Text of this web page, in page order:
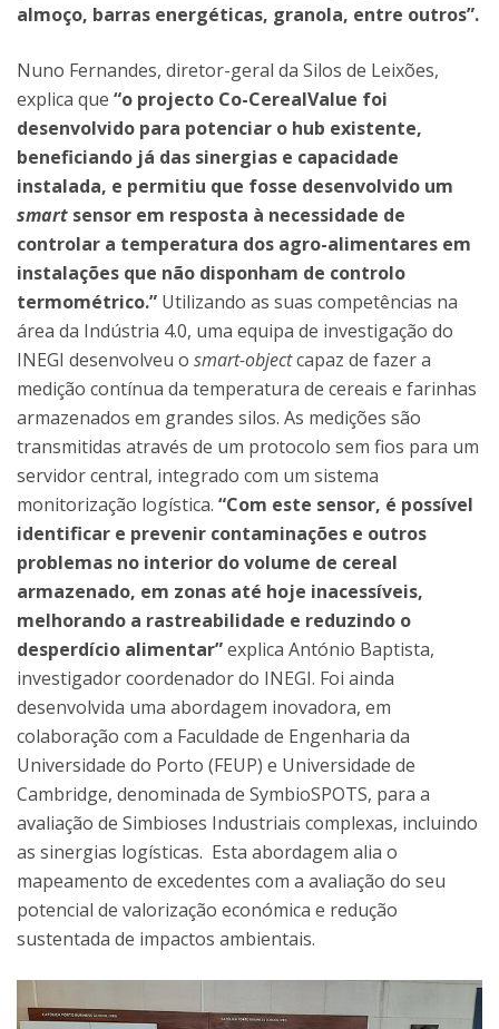
almoço, barras energéticas, granola, entre outros”.
Nuno Fernandes, diretor-geral da Silos de Leixões,
explica que “o projecto Co-CerealValue foi
desenvolvido para potenciar o hub existente,
beneficiando já das sinergias e capacidade
instalada, e permitiu que fosse desenvolvido um
smart sensor em resposta à necessidade de
controlar a temperatura dos agro-alimentares em
instalações que não disponham de controlo
termométrico.” Utilizando as suas competências na
área da Indústria 4.0, uma equipa de investigação do
INEGI desenvolveu o smart-objectcapaz de fazer a
medição contínua da temperatura de cereais e farinhas
armazenados em grandes silos. As medições são
transmitidas através de um protocolo sem fios para um
servidor central, integrado com um sistema
monitorização logística. “Com este sensor, é possível
identificar e prevenir contaminações e outros
problemas no interior do volume de cereal
armazenado, em zonas até hoje inacessíveis,
melhorando a rastreabilidade e reduzindo o
desperdício alimentar”explica António Baptista,
investigador coordenador do INEGI. Foi ainda
desenvolvida uma abordagem inovadora, em
colaboração com a Faculdade de Engenharia da
Universidade do Porto (FEUP) e Universidade de
Cambridge, denominada de SymbioSPOTS, para a
avaliação de Simbioses Industriais complexas, incluindo
as sinergias logísticas. Esta abordagem alia o
mapeamento de excedentes com a avaliação do seu
potencial de valorização económica e redução
sustentada de impactos ambientais.